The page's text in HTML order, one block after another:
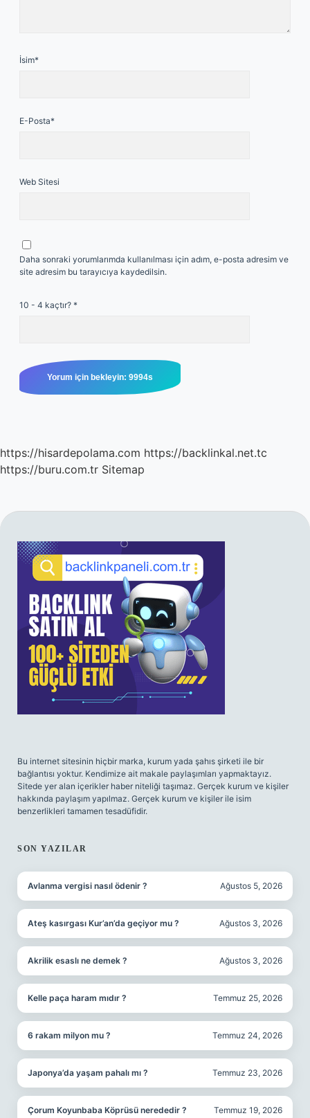
İsim*
E-Posta*
Web Sitesi
Daha sonraki yorumlarımda kullanılması için adım, e-posta adresim ve
site adresim bu tarayıcıya kaydedilsin.
10 - 4 kaçtır? *
https://hisardepolama.com https://backlinkal.net.tc
https://buru.com.tr Sitemap
SIDEBAR
Bu internet sitesinin hiçbir marka, kurum yada şahıs şirketi ile bir
bağlantısı yoktur. Kendimize ait makale paylaşımları yapmaktayız.
Sitede yer alan içerikler haber niteliği taşımaz. Gerçek kurum ve kişiler
hakkında paylaşım yapılmaz. Gerçek kurum ve kişiler ile isim
benzerlikleri tamamen tesadüfidir.
SON YAZILAR
Avlanma vergisi nasıl ödenir ? Ağustos 5, 2026
Ateş kasırgası Kur’an’da geçiyor mu ? Ağustos 3, 2026
Akrilik esaslı ne demek ? Ağustos 3, 2026
Kelle paça haram mıdır ? Temmuz 25, 2026
6 rakam milyon mu ? Temmuz 24, 2026
Japonya’da yaşam pahalı mı ? Temmuz 23, 2026
Çorum Koyunbaba Köprüsü nerededir ? Temmuz 19, 2026